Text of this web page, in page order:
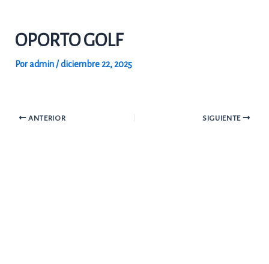
contenido
OPORTO GOLF
Poradmin /diciembre 22, 2025
ANTERIOR SIGUIENTE